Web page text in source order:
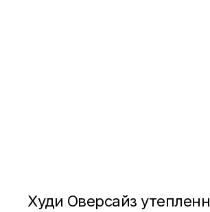
Худи Оверсайз